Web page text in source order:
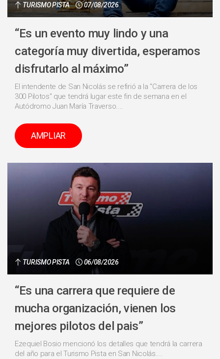
TURISMO PISTA 07/08/2026
“Es un evento muy lindo y una
categoría muy divertida, esperamos
disfrutarlo al máximo”
El intendente de San Nicolás se refirió a la "Carrera de los
300 Pilotos" que tendrá lugar este fin de semana en el
Autódromo Juan María Traverso....
AMPLIAR
TURISMO PISTA 06/08/2026
“Es una carrera que requiere de
mucha organización, vienen los
mejores pilotos del pais”
Ezequiel Bosio mencionó los detalles que tendrá la carrera
del año para el Turismo Pista en San Nicolás....